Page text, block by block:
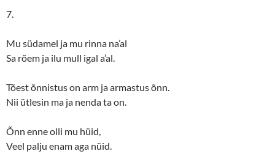
7.
Mu südamel ja mu rinna na’al
Sa rõem ja ilu mull igal a’al.
Tõest õnnistus on arm ja armastus õnn.
Nii ütlesin ma ja nenda ta on.
Õnn enne olli mu hüid,
Veel palju enam aga nüid.